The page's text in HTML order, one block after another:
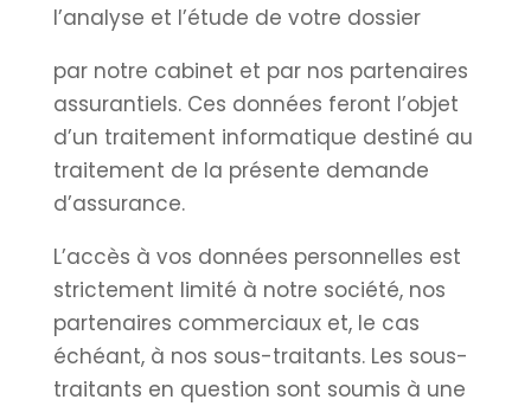
l’analyse et l’étude de votre dossier
par notre cabinet et par nos partenaires
assurantiels. Ces données feront l’objet
d’un traitement informatique destiné au
traitement de la présente demande
d’assurance.
L’accès à vos données personnelles est
strictement limité à notre société, nos
partenaires commerciaux et, le cas
échéant, à nos sous-traitants. Les sous-
traitants en question sont soumis à une